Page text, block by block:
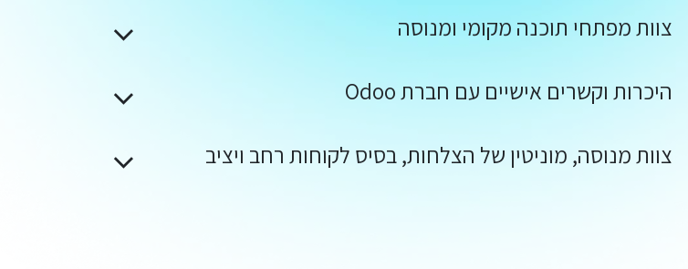
צוות מפתחי תוכנה מקומי ומנוסה
היכרות וקשרים אישיים עם חברת Odoo
צוות מנוסה, מוניטין של הצלחות, בסיס לקוחות רחב ויציב